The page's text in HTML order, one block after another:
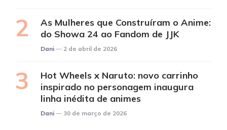
As Mulheres que Construíram o Anime:
do Showa 24 ao Fandom de JJK
Posted
Dani 2 de abril de 2026
Hot Wheels x Naruto: novo carrinho
inspirado no personagem inaugura
linha inédita de animes
Posted
Dani 30 de março de 2026